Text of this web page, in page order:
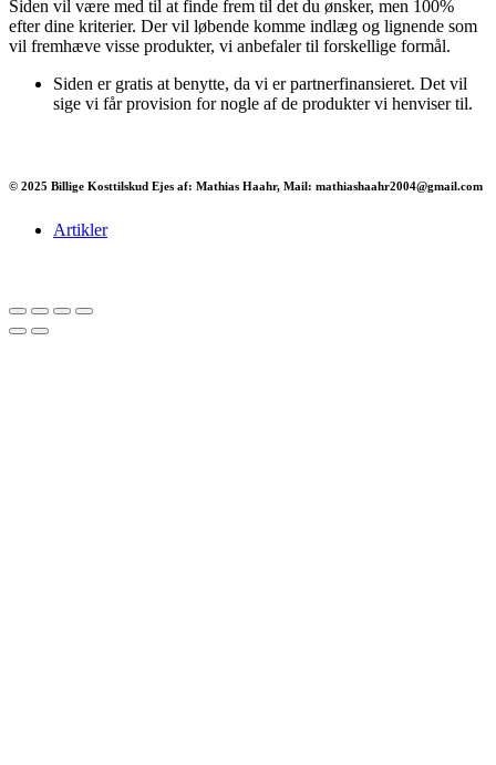
Siden vil være med til at finde frem til det du ønsker, men 100%
efter dine kriterier. Der vil løbende komme indlæg og lignende som
vil fremhæve visse produkter, vi anbefaler til forskellige formål.
Siden er gratis at benytte, da vi er partnerfinansieret. Det vil
sige vi får provision for nogle af de produkter vi henviser til.
© 2025 Billige Kosttilskud Ejes af: Mathias Haahr, Mail: mathiashaahr2004@gmail.com
Artikler